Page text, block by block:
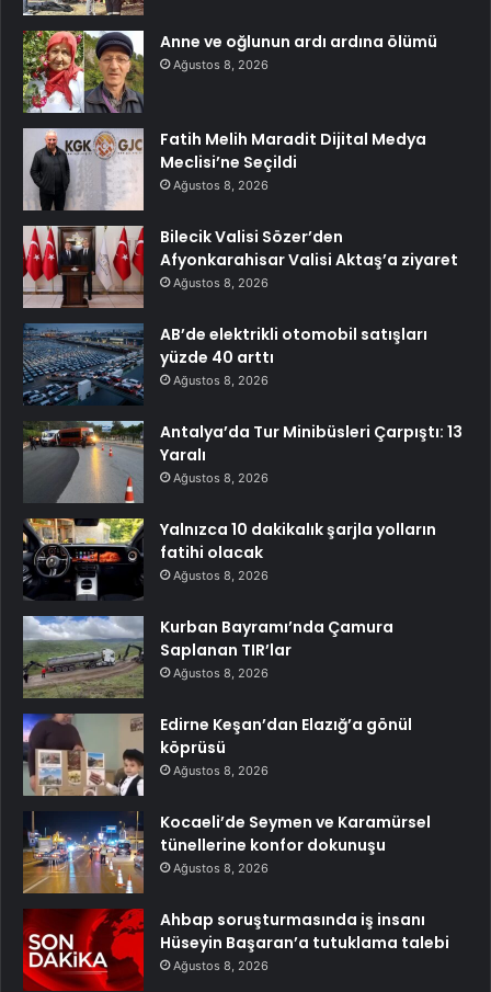
Anne ve oğlunun ardı ardına ölümü
Ağustos 8, 2026
Fatih Melih Maradit Dijital Medya
Meclisi’ne Seçildi
Ağustos 8, 2026
Bilecik Valisi Sözer’den
Afyonkarahisar Valisi Aktaş’a ziyaret
Ağustos 8, 2026
AB’de elektrikli otomobil satışları
yüzde 40 arttı
Ağustos 8, 2026
Antalya’da Tur Minibüsleri Çarpıştı: 13
Yaralı
Ağustos 8, 2026
Yalnızca 10 dakikalık şarjla yolların
fatihi olacak
Ağustos 8, 2026
Kurban Bayramı’nda Çamura
Saplanan TIR’lar
Ağustos 8, 2026
Edirne Keşan’dan Elazığ’a gönül
köprüsü
Ağustos 8, 2026
Kocaeli’de Seymen ve Karamürsel
tünellerine konfor dokunuşu
Ağustos 8, 2026
Ahbap soruşturmasında iş insanı
Hüseyin Başaran’a tutuklama talebi
Ağustos 8, 2026